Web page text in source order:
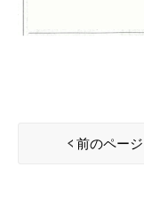
前のページ